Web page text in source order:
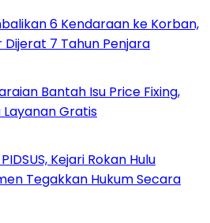
6 Kendaraan ke Korban,
7 Tahun Penjara
Bantah Isu Price Fixing,
Gratis
Kejari Rokan Hulu
Tegakkan Hukum Secara